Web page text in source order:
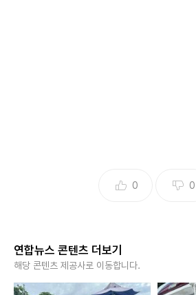
신고받은 경찰은 A씨를 만나 설득 후
0 0
연합뉴스 콘텐츠 더보기
해당 콘텐츠 제공사로 이동합니다.